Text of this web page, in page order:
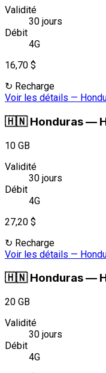
Validité
30 jours
Débit
4G
16,70 $
↻ Recharge
Voir les détails —
🇭🇳 Honduras—
10 GB
Validité
30 jours
Débit
4G
27,20 $
↻ Recharge
Voir les détails —
🇭🇳 Honduras—
20 GB
Validité
30 jours
Débit
4G